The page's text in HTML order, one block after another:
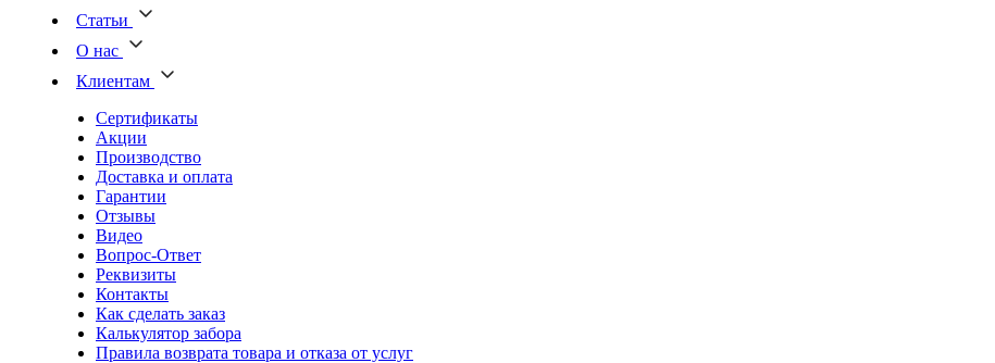
Статьи
О нас
Клиентам
Сертификаты
Акции
Производство
Доставка и оплата
Гарантии
Отзывы
Видео
Вопрос-Ответ
Реквизиты
Контакты
Как сделать заказ
Калькулятор забора
Правила возврата товара и отказа от услуг